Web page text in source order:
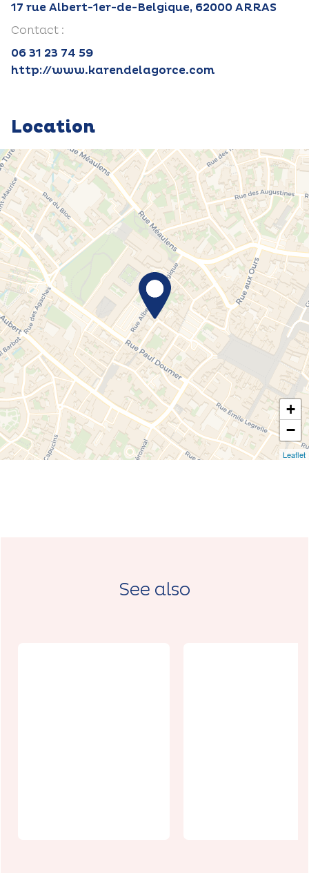
17 rue Albert-1er-de-Belgique, 62000 ARRAS
Contact :
06 31 23 74 59
http://www.karendelagorce.com
Location
+
−
Leaflet
See also